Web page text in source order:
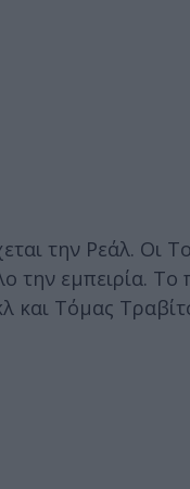
την Ρεάλ. Οι
εμπειρία. Το
και Τόμας